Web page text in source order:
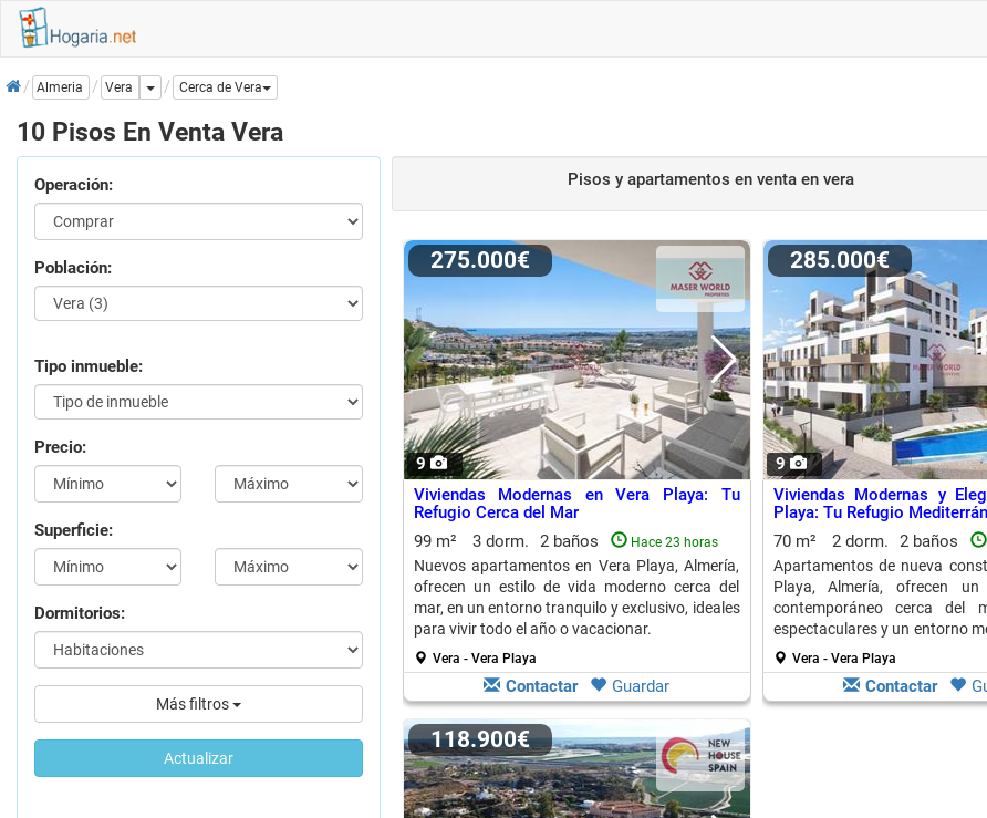
InicioAlmeria Vera Dropdown
Cerca de Vera
10 Pisos En Venta Vera
Operación:
Población:
Tipo inmueble:
Precio:
Superficie:
Dormitorios:
Más filtros
Actualizar
Pisos y apartamentos en ventaen vera
9
275.000€
Viviendas Modernas en Vera Playa: Tu
Refugio Cerca del Mar
99 m²
3 dorm. 2 baños Hace 23 horas
Nuevos apartamentos en Vera Playa, Almería,
ofrecen un estilo de vida moderno cerca del
mar, en un entorno tranquilo y exclusivo, ideales
para vivir todo el año o vacacionar.
Vera - Vera Playa
Contactar Guardar
9
285.000€
Viviendas Modernas y
Playa: Tu Refugio
70 m²
2 dorm. 2 baños
Apartamentos de nueva
Playa, Almería, ofrecen
contemporáneo cerca del
espectaculares y un entorno
para residir o vacacionar.
Vera - Vera Playa
Contactar
118.900€